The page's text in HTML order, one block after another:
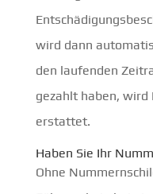
wird dann
den laufenden
gezahlt haben, wird
erstattet.
Haben Sie Ihr
Ohne